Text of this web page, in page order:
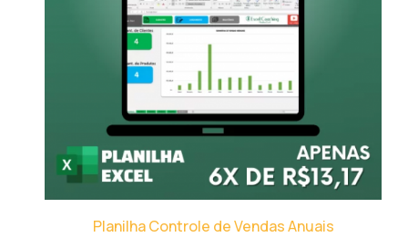
Planilha Controle de Vendas Anuais